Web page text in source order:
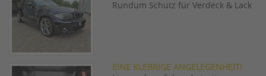
Rundum Schutz für Verdeck & Lack
EINE KLEBRIGE ANGELEGENHEIT!